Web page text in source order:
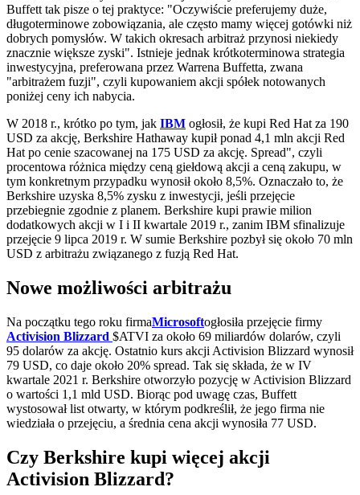
Buffett tak pisze o tej praktyce: "Oczywiście preferujemy duże,
długoterminowe zobowiązania, ale często mamy więcej gotówki niż
dobrych pomysłów. W takich okresach arbitraż przynosi niekiedy
znacznie większe zyski". Istnieje jednak krótkoterminowa strategia
inwestycyjna, preferowana przez Warrena Buffetta, zwana
"arbitrażem fuzji", czyli kupowaniem akcji spółek notowanych
poniżej ceny ich nabycia.
W 2018 r., krótko po tym, jak IBM ogłosił, że kupi Red Hat za 190
USD za akcję, Berkshire Hathaway kupił ponad 4,1 mln akcji Red
Hat po cenie szacowanej na 175 USD za akcję. Spread", czyli
procentowa różnica między ceną giełdową akcji a ceną zakupu, w
tym konkretnym przypadku wynosił około 8,5%. Oznaczało to, że
Berkshire uzyska 8,5% zysku z inwestycji, jeśli przejęcie
przebiegnie zgodnie z planem. Berkshire kupi prawie milion
dodatkowych akcji w I i II kwartale 2019 r., zanim IBM sfinalizuje
przejęcie 9 lipca 2019 r. W sumie Berkshire pozbył się około 70 mln
USD z arbitrażu związanego z fuzją Red Hat.
Nowe możliwości arbitrażu
Na początku tego roku firmaMicrosoftogłosiła przejęcie firmy
Activision Blizzard $ATVI za około 69 miliardów dolarów, czyli
95 dolarów za akcję. Ostatnio kurs akcji Activision Blizzard wynosił
79 USD, co daje około 20% spread. Tak się składa, że w IV
kwartale 2021 r. Berkshire otworzyło pozycję w Activision Blizzard
o wartości 1,1 mld USD. Biorąc pod uwagę czas, Buffett
wystosował list otwarty, w którym podkreślił, że jego firma nie
wiedziała o przejęciu, a średnia cena akcji wynosiła 77 USD.
Czy Berkshire kupi więcej akcji
Activision Blizzard?